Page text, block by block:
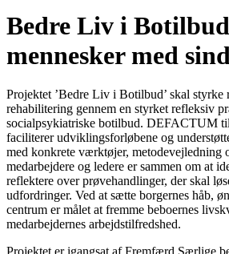
Bedre Liv i
mennesker med
Projektet ’Bedre Liv i Botilbud’ skal styrke
rehabilitering gennem en styrket refleksiv
socialpsykiatriske botilbud. DEFACTUM
faciliterer udviklingsforløbene og
med konkrete værktøjer, metodevejledning
medarbejdere og ledere er sammen om at
reflektere over prøvehandlinger, der skal
udfordringer. Ved at sætte borgernes håb,
centrum er målet at fremme beboernes
medarbejdernes arbejdstilfredshed.